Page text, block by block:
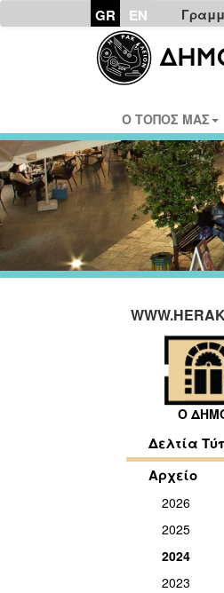
GR EN
Ο ΤΟΠΟΣ ΜΑΣ
Ο
Δελτία
Αρχείο
2026
2025
2024
2023